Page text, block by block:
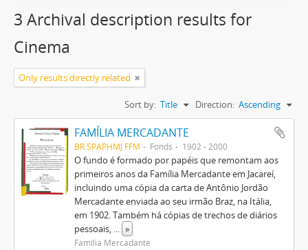
3 Archival description results for
Cinema
Only results directly related
Sort by: Title Direction: Ascending
FAMÍLIA MERCADANTE
BR SPAPHMJ FFM Fonds 1902 - 2000
O fundo é formado por papéis que remontam aos
primeiros anos da Família Mercadante em Jacareí,
incluindo uma cópia da carta de Antônio Jordão
Mercadante enviada ao seu irmão Braz, na Itália,
em 1902. Também há cópias de trechos de diários
pessoais, ... »
Família Mercadante